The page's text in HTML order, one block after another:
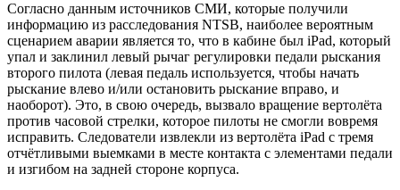
Согласно данным источников СМИ, которые получили
информацию из расследования NTSB, наиболее вероятным
сценарием аварии является то, что в кабине был iPad, который
упал и заклинил левый рычаг регулировки педали рыскания
второго пилота (левая педаль используется, чтобы начать
рыскание влево и/или остановить рыскание вправо, и
наоборот). Это, в свою очередь, вызвало вращение вертолёта
против часовой стрелки, которое пилоты не смогли вовремя
исправить. Следователи извлекли из вертолёта iPad с тремя
отчётливыми выемками в месте контакта с элементами педали
и изгибом на задней стороне корпуса.